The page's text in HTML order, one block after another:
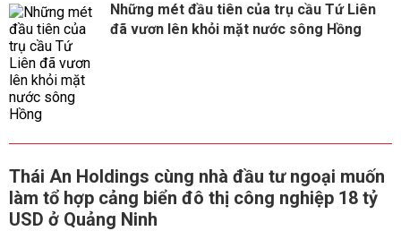
Những mét đầu tiên của trụ cầu Tứ Liên
đã vươn lên khỏi mặt nước sông Hồng
Thái An Holdings cùng nhà đầu tư ngoại muốn
làm tổ hợp cảng biển đô thị công nghiệp 18 tỷ
USD ở Quảng Ninh